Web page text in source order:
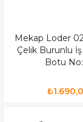
Mekap Loder
Çelik Burunlu
Botu